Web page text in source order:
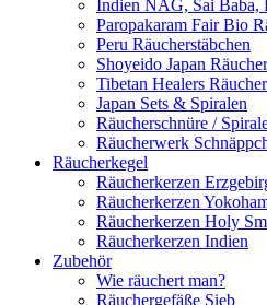
Indien NAG, Sai Baba,
Paropakaram Fair Bio
Peru Räucherstäbchen
Shoyeido Japan
Tibetan Healers
Japan Sets & Spiralen
Räucherschnüre /
Räucherwerk
Räucherkegel
Räucherkerzen
Räucherkerzen
Räucherkerzen Holy
Räucherkerzen Indien
Zubehör
Wie räuchert man?
Räuchergefäße Sieb